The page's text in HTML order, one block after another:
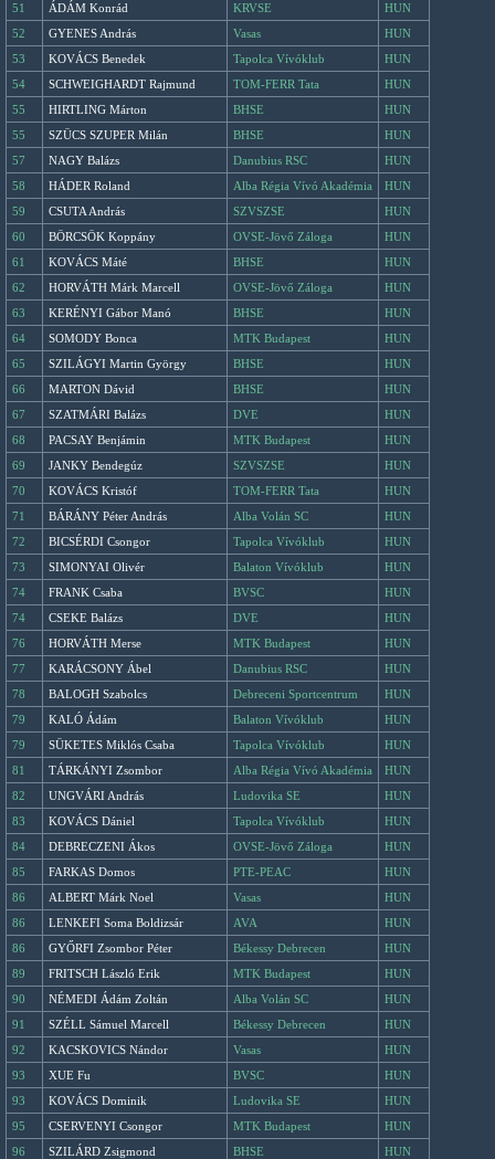
51
ÁDÁM Konrád KRVSE
HUN
52
GYENES András Vasas
HUN
53
KOVÁCS Benedek Tapolca Vívóklub
HUN
54
SCHWEIGHARDT Rajmund TOM-FERR Tata
HUN
55
HIRTLING Márton BHSE
HUN
55
SZÜCS SZUPER Milán BHSE
HUN
57
NAGY Balázs Danubius RSC
HUN
58
HÁDER Roland Alba Régia Vívó Akadémia
HUN
59
CSUTA András SZVSZSE
HUN
60
BÖRCSÖK Koppány OVSE-Jövő Záloga
HUN
61
KOVÁCS Máté BHSE
HUN
62
HORVÁTH Márk Marcell OVSE-Jövő Záloga
HUN
63
KERÉNYI Gábor Manó BHSE
HUN
64
SOMODY Bonca MTK Budapest
HUN
65
SZILÁGYI Martin György BHSE
HUN
66
MARTON Dávid BHSE
HUN
67
SZATMÁRI Balázs DVE
HUN
68
PACSAY Benjámin MTK Budapest
HUN
69
JANKY Bendegúz SZVSZSE
HUN
70
KOVÁCS Kristóf TOM-FERR Tata
HUN
71
BÁRÁNY Péter András Alba Volán SC
HUN
72
BICSÉRDI Csongor Tapolca Vívóklub
HUN
73
SIMONYAI Olivér Balaton Vívóklub
HUN
74
FRANK Csaba BVSC
HUN
74
CSEKE Balázs DVE
HUN
76
HORVÁTH Merse MTK Budapest
HUN
77
KARÁCSONY Ábel Danubius RSC
HUN
78
BALOGH Szabolcs Debreceni Sportcentrum
HUN
79
KALÓ Ádám Balaton Vívóklub
HUN
79
SÜKETES Miklós Csaba Tapolca Vívóklub
HUN
81
TÁRKÁNYI Zsombor Alba Régia Vívó Akadémia
HUN
82
UNGVÁRI András Ludovika SE
HUN
83
KOVÁCS Dániel Tapolca Vívóklub
HUN
84
DEBRECZENI Ákos OVSE-Jövő Záloga
HUN
85
FARKAS Domos PTE-PEAC
HUN
86
ALBERT Márk Noel Vasas
HUN
86
LENKEFI Soma Boldizsár AVA
HUN
86
GYŐRFI Zsombor Péter Békessy Debrecen
HUN
89
FRITSCH László Erik MTK Budapest
HUN
90
NÉMEDI Ádám Zoltán Alba Volán SC
HUN
91
SZÉLL Sámuel Marcell Békessy Debrecen
HUN
92
KACSKOVICS Nándor Vasas
HUN
93
XUE Fu BVSC
HUN
93
KOVÁCS Dominik Ludovika SE
HUN
95
CSERVENYI Csongor MTK Budapest
HUN
96
SZILÁRD Zsigmond BHSE
HUN